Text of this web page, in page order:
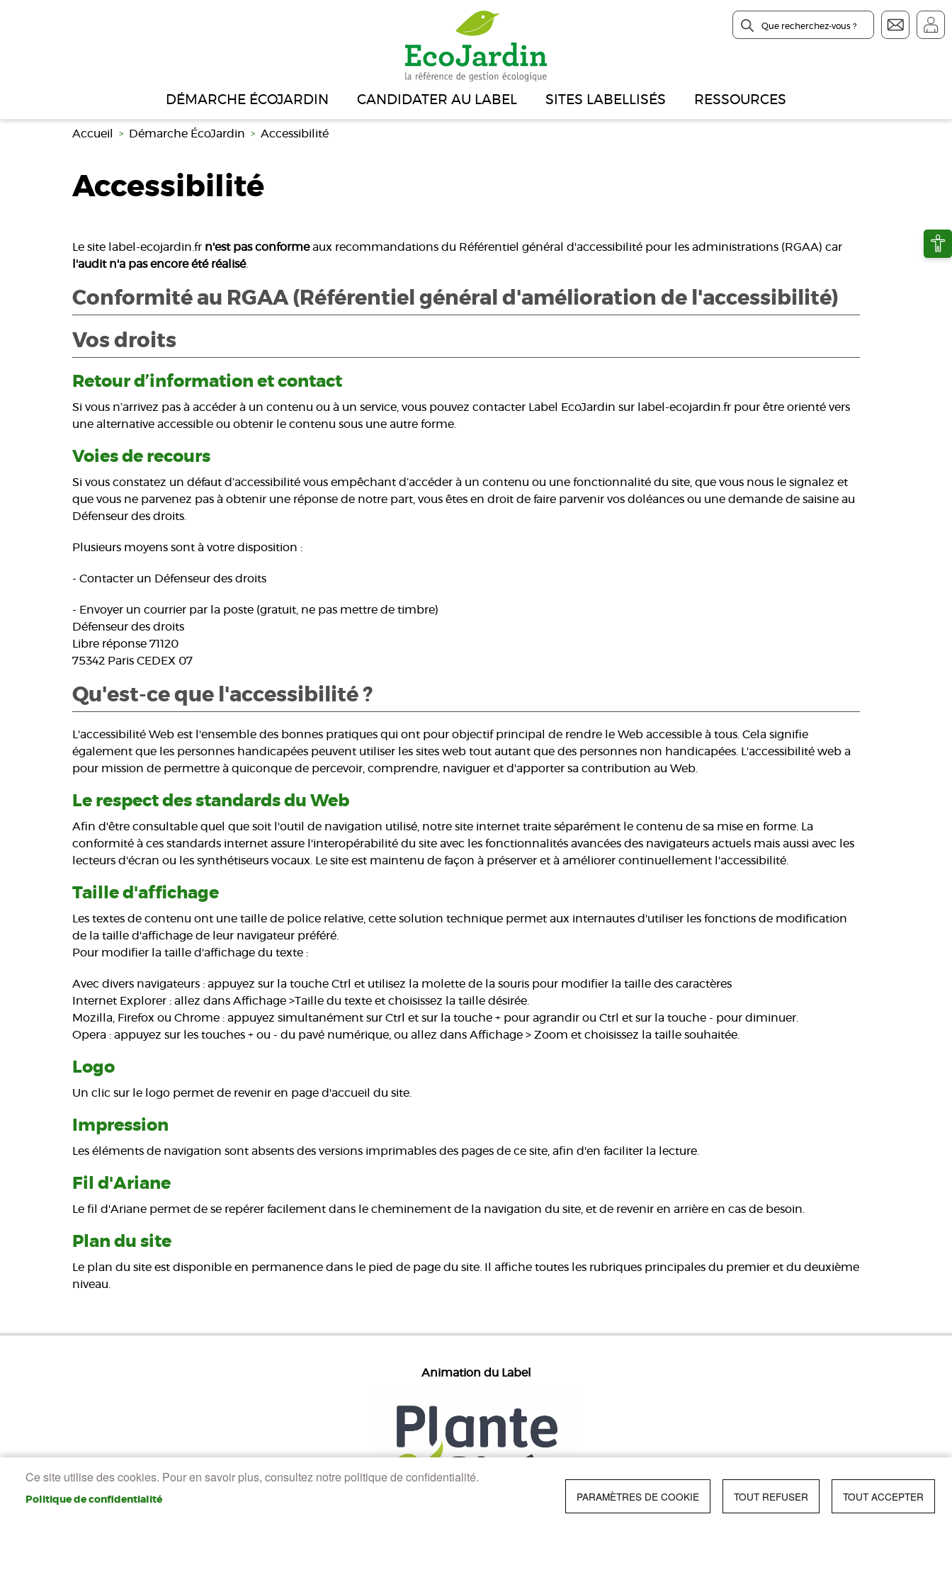
DÉMARCHE ÉCOJARDIN CANDIDATER AU LABEL SITES LABELLISÉS RESSOURCES
Accueil Démarche ÉcoJardin Accessibilité
Accessibilité
Le site label-ecojardin.fr n'est pas conformeaux recommandations du Référentiel général d'accessibilité pour les administrations (RGAA) car
l'audit n'a pas encore été réalisé.
Conformité au RGAA (Référentiel général d'amélioration de l'accessibilité)
Vos droits
Retour d’information et contact
Si vous n’arrivez pas à accéder à un contenu ou à un service, vous pouvez contacter Label EcoJardin sur label-ecojardin.fr pour être orienté vers
une alternative accessible ou obtenir le contenu sous une autre forme.
Voies de recours
Si vous constatez un défaut d’accessibilité vous empêchant d’accéder à un contenu ou une fonctionnalité du site, que vous nous le signalez et
que vous ne parvenez pas à obtenir une réponse de notre part, vous êtes en droit de faire parvenir vos doléances ou une demande de saisine au
Défenseur des droits.
Plusieurs moyens sont à votre disposition :
- Contacter un Défenseur des droits
- Envoyer un courrier par la poste (gratuit, ne pas mettre de timbre)
Défenseur des droits
Libre réponse 71120
75342 Paris CEDEX 07
Qu'est-ce que l'accessibilité ?
L'accessibilité Web est l'ensemble des bonnes pratiques qui ont pour objectif principal de rendre le Web accessible à tous. Cela signifie
également que les personnes handicapées peuvent utiliser les sites web tout autant que des personnes non handicapées. L'accessibilité web a
pour mission de permettre à quiconque de percevoir, comprendre, naviguer et d'apporter sa contribution au Web.
Le respect des standards du Web
Afin d'être consultable quel que soit l'outil de navigation utilisé, notre site internet traite séparément le contenu de sa mise en forme. La
conformité à ces standards internet assure l'interopérabilité du site avec les fonctionnalités avancées des navigateurs actuels mais aussi avec les
lecteurs d'écran ou les synthétiseurs vocaux. Le site est maintenu de façon à préserver et à améliorer continuellement l'accessibilité.
Taille d'affichage
Les textes de contenu ont une taille de police relative, cette solution technique permet aux internautes d'utiliser les fonctions de modification
de la taille d'affichage de leur navigateur préféré.
Pour modifier la taille d'affichage du texte :
Avec divers navigateurs : appuyez sur la touche Ctrl et utilisez la molette de la souris pour modifier la taille des caractères
Internet Explorer : allez dans Affichage >Taille du texte et choisissez la taille désirée.
Mozilla, Firefox ou Chrome : appuyez simultanément sur Ctrl et sur la touche + pour agrandir ou Ctrl et sur la touche - pour diminuer.
Opera : appuyez sur les touches + ou - du pavé numérique, ou allez dans Affichage > Zoom et choisissez la taille souhaitée.
Logo
Un clic sur le logo permet de revenir en page d'accueil du site.
Impression
Les éléments de navigation sont absents des versions imprimables des pages de ce site, afin d'en faciliter la lecture.
Fil d'Ariane
Le fil d'Ariane permet de se repérer facilement dans le cheminement de la navigation du site, et de revenir en arrière en cas de besoin.
Plan du site
Le plan du site est disponible en permanence dans le pied de page du site. Il affiche toutes les rubriques principales du premier et du deuxième
niveau.
Animation du Label
Ce site utilise des cookies. Pour en savoir plus, consultez notre politique de confidentialité.
Politique de confidentialité PARAMÈTRES DE COOKIE TOUT REFUSER TOUT ACCEPTER